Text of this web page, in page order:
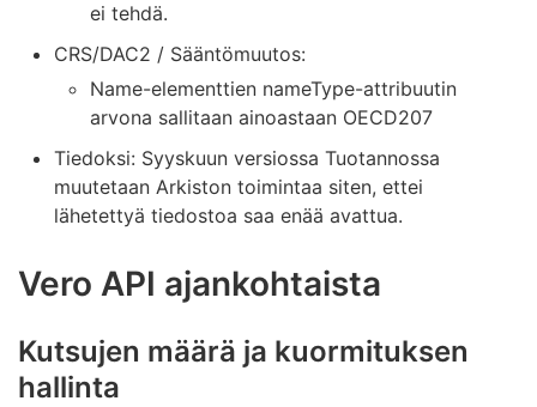
ei tehdä.
CRS/DAC2 / Sääntömuutos:
Name-elementtien nameType-attribuutin
arvona sallitaan ainoastaan OECD207
Tiedoksi: Syyskuun versiossa Tuotannossa
muutetaan Arkiston toimintaa siten, ettei
lähetettyä tiedostoa saa enää avattua.
Vero API ajankohtaista
Kutsujen määrä ja kuormituksen
hallinta